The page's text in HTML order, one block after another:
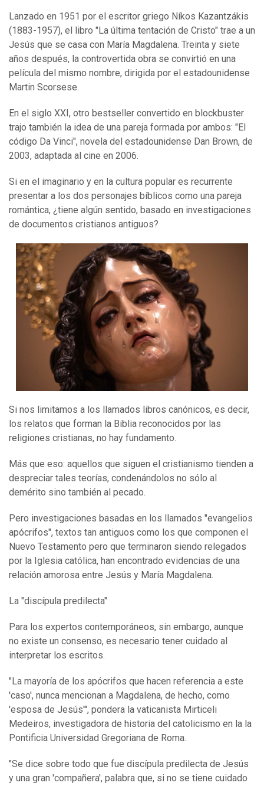
Lanzado en 1951 por el escritor griego Níkos Kazantzákis
(1883-1957), el libro "La última tentación de Cristo" trae a un
Jesús que se casa con María Magdalena. Treinta y siete
años después, la controvertida obra se convirtió en una
película del mismo nombre, dirigida por el estadounidense
Martin Scorsese.
En el siglo XXI, otro bestseller convertido en blockbuster
trajo también la idea de una pareja formada por ambos: "El
código Da Vinci", novela del estadounidense Dan Brown, de
2003, adaptada al cine en 2006.
Si en el imaginario y en la cultura popular es recurrente
presentar a los dos personajes bíblicos como una pareja
romántica, ¿tiene algún sentido, basado en investigaciones
de documentos cristianos antiguos?
Si nos limitamos a los llamados libros canónicos, es decir,
los relatos que forman la Biblia reconocidos por las
religiones cristianas, no hay fundamento.
Más que eso: aquellos que siguen el cristianismo tienden a
despreciar tales teorías, condenándolos no sólo al
demérito sino también al pecado.
Pero investigaciones basadas en los llamados "evangelios
apócrifos", textos tan antiguos como los que componen el
Nuevo Testamento pero que terminaron siendo relegados
por la Iglesia católica, han encontrado evidencias de una
relación amorosa entre Jesús y María Magdalena.
La "discípula predilecta"
Para los expertos contemporáneos, sin embargo, aunque
no existe un consenso, es necesario tener cuidado al
interpretar los escritos.
"La mayoría de los apócrifos que hacen referencia a este
'caso', nunca mencionan a Magdalena, de hecho, como
'esposa de Jesús'", pondera la vaticanista Mirticeli
Medeiros, investigadora de historia del catolicismo en la la
Pontificia Universidad Gregoriana de Roma.
"Se dice sobre todo que fue discípula predilecta de Jesús
y una gran 'compañera', palabra que, si no se tiene cuidado